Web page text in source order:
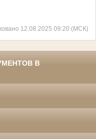
12.08.2025 09:20 (МСК)
В